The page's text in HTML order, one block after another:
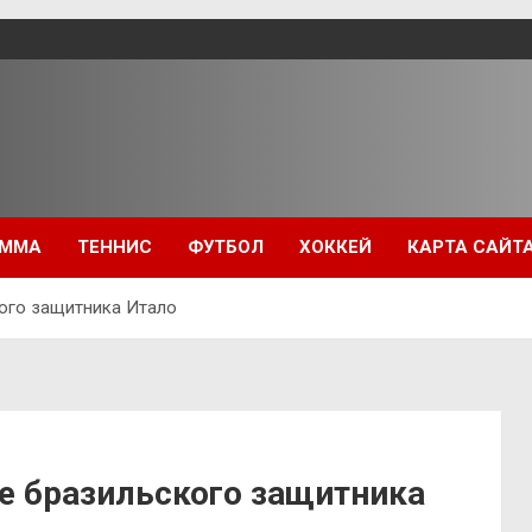
ММА ТЕННИС ФУТБОЛ ХОККЕЙ КАРТА
защитника Итало
бразильского защитника